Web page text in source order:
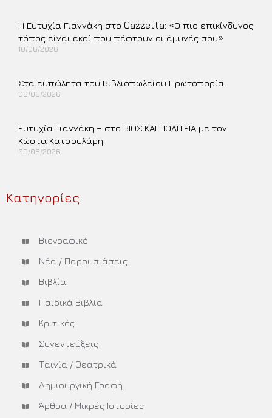
Η Ευτυχία Γιαννάκη στο Gazzetta: «Ο πιο επικίνδυνος
τόπος είναι εκεί που πέφτουν οι άμυνές σου»
10/06/2026
Στα ευπώλητα του Βιβλιοπωλείου Πρωτοπορία
08/06/2026
Ευτυχία Γιαννάκη – στο ΒΙΟΣ ΚΑΙ ΠΟΛΙΤΕΙΑ με τον
Κώστα Κατσουλάρη
05/06/2026
Κατηγορίες
Βιογραφικό
Νέα / Παρουσιάσεις
Βιβλία
Παιδικά Βιβλία
Κριτικές
Συνεντεύξεις
Ταινία / Θεατρικά
Δημιουργική Γραφή
Άρθρα / Μικρές Ιστορίες